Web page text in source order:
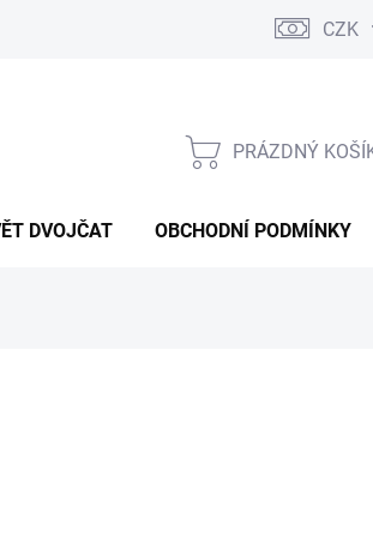
CZK
PRÁZDNÝ
DVOJČAT OBCHODNÍ PODMÍNKY